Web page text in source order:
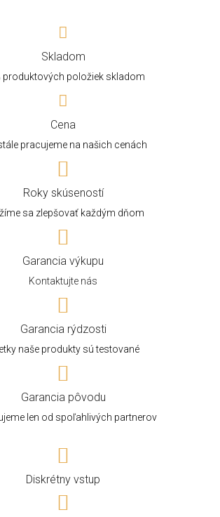
Skladom
produktových položiek skladom
Cena
pracujeme na našich cenách
Roky skúseností
sa zlepšovať každým dňom
Garancia výkupu
Kontaktujte nás
Garancia rýdzosti
naše produkty sú testované
Garancia pôvodu
len od spoľahlivých partnerov
Diskrétny vstup